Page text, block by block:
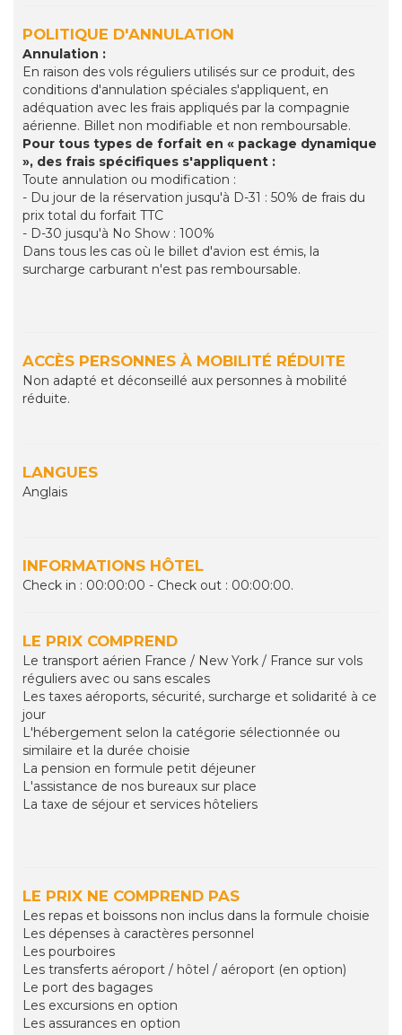
POLITIQUE D'ANNULATION
Annulation :
En raison des vols réguliers utilisés sur ce produit, des
conditions d'annulation spéciales s'appliquent, en
adéquation avec les frais appliqués par la compagnie
aérienne. Billet non modifiable et non remboursable.
Pour tous types de forfait en « package dynamique
», des frais spécifiques s'appliquent :
Toute annulation ou modification :
- Du jour de la réservation jusqu'à D-31 : 50% de frais du
prix total du forfait TTC
- D-30 jusqu'à No Show : 100%
Dans tous les cas où le billet d'avion est émis, la
surcharge carburant n'est pas remboursable.
ACCÈS PERSONNES À MOBILITÉ RÉDUITE
Non adapté et déconseillé aux personnes à mobilité
réduite.
LANGUES
Anglais
INFORMATIONS HÔTEL
Check in : 00:00:00 - Check out : 00:00:00.
LE PRIX COMPREND
Le transport aérien France / New York / France sur vols
réguliers avec ou sans escales
Les taxes aéroports, sécurité, surcharge et solidarité à ce
jour
L'hébergement selon la catégorie sélectionnée ou
similaire et la durée choisie
La pension en formule petit déjeuner
L'assistance de nos bureaux sur place
La taxe de séjour et services hôteliers
LE PRIX NE COMPREND PAS
Les repas et boissons non inclus dans la formule choisie
Les dépenses à caractères personnel
Les pourboires
Les transferts aéroport / hôtel / aéroport (en option)
Le port des bagages
Les excursions en option
Les assurances en option